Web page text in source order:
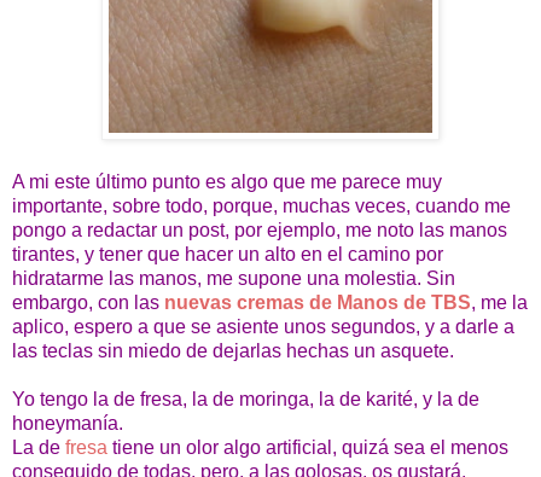
A mi este último punto es algo que me parece muy
importante, sobre todo, porque, muchas veces, cuando me
pongo a redactar un post, por ejemplo, me noto las manos
tirantes, y tener que hacer un alto en el camino por
hidratarme las manos, me supone una molestia. Sin
embargo, con las nuevas cremas de Manos de TBS, me la
aplico, espero a que se asiente unos segundos, y a darle a
las teclas sin miedo de dejarlas hechas un asquete.
Yo tengo la de fresa, la de moringa, la de karité, y la de
honeymanía.
La de fresa tiene un olor algo artificial, quizá sea el menos
conseguido de todas, pero, a las golosas, os gustará.